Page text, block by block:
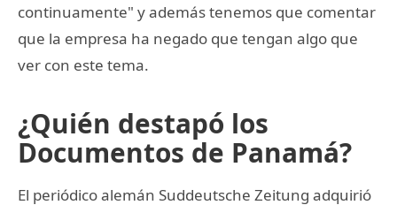
continuamente" y además tenemos que comentar
que la empresa ha negado que tengan algo que
ver con este tema.
¿Quién destapó los
Documentos de Panamá?
El periódico alemán Suddeutsche Zeitung adquirió